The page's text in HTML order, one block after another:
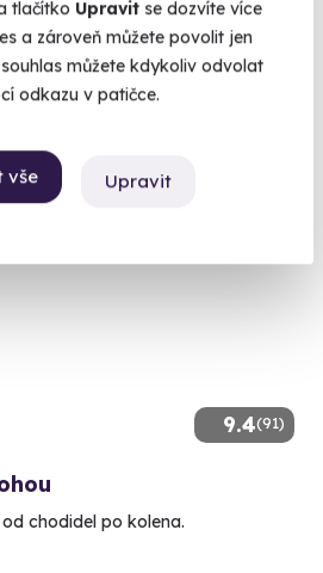
tlačítko Upravit se dozvíte více
a zároveň můžete povolit jen
můžete kdykoliv odvolat
odkazu v patičce.
vše Upravit
9.4(91)
chodidel po kolena.